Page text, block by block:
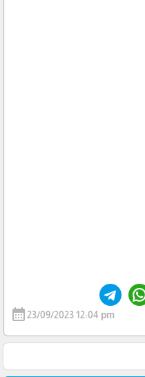
calendar_month23/09/2023 12:04 pm